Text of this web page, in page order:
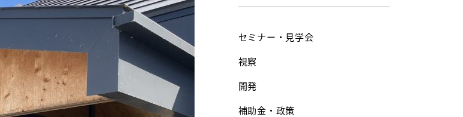
セミナー・見学会
視察
開発
補助金・政策